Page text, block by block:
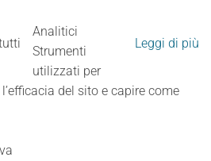
Leggi di più
Analitici
Strumenti
utilizzati per
del sito e capire come